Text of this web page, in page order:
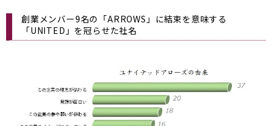
創業メンバー9名の「ARROWS」に結束を意味する
「UNITED」を冠らせた社名